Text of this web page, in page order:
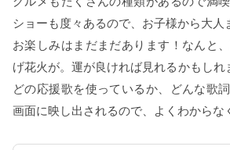
ショーも度々あるので、お子様から大
お楽しみはまだまだあります！なんと
げ花火が。運が良ければ見れるかもし
どの応援歌を使っているか、どんな歌
画面に映し出されるので、よくわから